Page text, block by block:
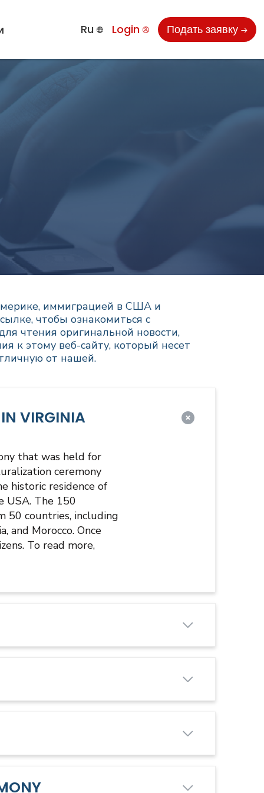
Ru Login Подать заявку
иммиграцией в США и
чтобы ознакомиться с
чтения оригинальной новости,
к этому веб-сайту, который несет
от нашей.
VIRGINIA
that was held for
ceremony
historic residence of
USA. The 150
50 countries, including
and Morocco. Once
To read more,